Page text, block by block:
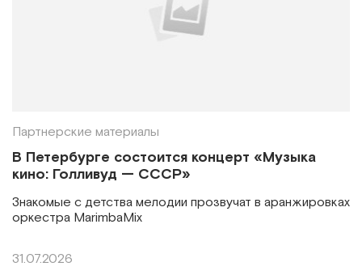
Партнерские материалы
В Петербурге состоится концерт «Музыка
кино: Голливуд — СССР»
Знакомые с детства мелодии прозвучат в аранжировках
оркестра MarimbaMix
31.07.2026